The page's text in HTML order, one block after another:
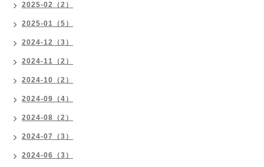
2025-02（2）
2025-01（5）
2024-12（3）
2024-11（2）
2024-10（2）
2024-09（4）
2024-08（2）
2024-07（3）
2024-06（3）